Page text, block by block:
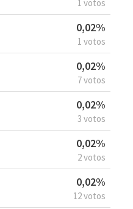
1 votos
0,02%
1 votos
0,02%
7 votos
0,02%
3 votos
0,02%
2 votos
0,02%
12 votos